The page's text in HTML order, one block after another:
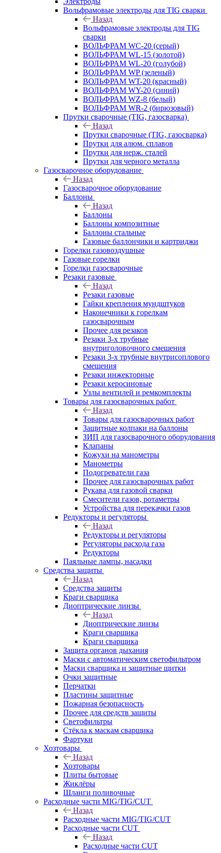
Вольфрамовые электроды для TIG сварки
Назад
Вольфрамовые электроды для TIG
сварки
ВОЛЬФРАМ WC-20 (серый)
ВОЛЬФРАМ WL-15 (золотой)
ВОЛЬФРАМ WL-20 (голубой)
ВОЛЬФРАМ WP (зеленый)
ВОЛЬФРАМ WT-20 (красный)
ВОЛЬФРАМ WY-20 (синий)
ВОЛЬФРАМ WZ-8 (белый)
ВОЛЬФРАМ WR-2 (бирюзовый)
Прутки сварочные (TIG, газосварка)
Назад
Прутки сварочные (TIG, газосварка)
Прутки для алюм. сплавов
Прутки для нерж. сталей
Прутки для черного металла
Газосварочное оборудование
Назад
Газосварочное оборудование
Баллоны
Назад
Баллоны
Баллоны композитные
Баллоны стальные
Газовые баллончики и картриджи
Горелки газовоздушные
Газовые горелки
Горелки газосварочные
Резаки газовые
Назад
Резаки газовые
Гайки крепления мундштуков
Наконечники к горелкам
газосварочным
Прочее для резаков
Резаки 3-х трубные
внутриголовочного смешения
Резаки 3-х трубные внутрисоплового
смешения
Резаки инжекторные
Резаки керосиновые
Узлы вентилей и ремкомплекты
Товары для газосварочных работ
Назад
Товары для газосварочных работ
Защитные колпаки на баллоны
ЗИП для газосварочного оборудования
Клапаны
Кожухи на манометры
Манометры
Подогреватели газа
Прочее для газосварочных работ
Рукава для газовой сварки
Смесители газов, ротаметры
Устройства для перекачки газов
Редукторы и регуляторы
Назад
Редукторы и регуляторы
Регуляторы расхода газа
Редукторы
Паяльные лампы, насадки
Средства защиты
Назад
Средства защиты
Краги сварщика
Диоптрические линзы
Назад
Диоптрические линзы
Краги сварщика
Краги сварщика
Защита органов дыхания
Маски с автоматическим светофильтром
Маски сварщика и защитные щитки
Очки защитные
Перчатки
Пластины защитные
Пожарная безопасность
Прочее для средств защиты
Светофильтры
Стёкла к маскам сварщика
Фартуки
Хозтовары
Назад
Хозтовары
Плиты бытовые
Жиклёры
Шланги поливочные
Расходные части MIG/TIG/CUT
Назад
Расходные части MIG/TIG/CUT
Расходные части CUT
Назад
Расходные части CUT